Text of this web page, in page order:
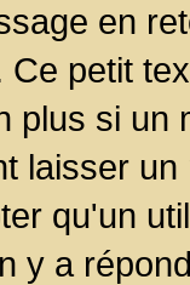
en
petit
plus si un
laisser
qu'un
y a